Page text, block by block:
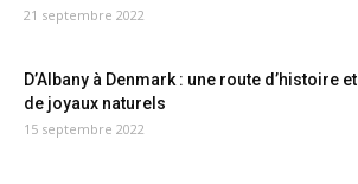
21 septembre 2022
D’Albany à Denmark : une route d’histoire et
de joyaux naturels
15 septembre 2022